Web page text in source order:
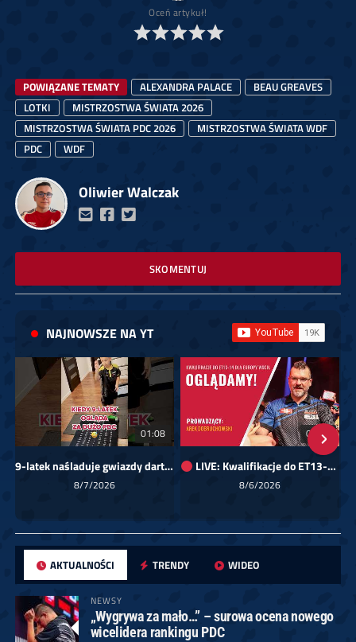
Oceń artykuł!
POWIĄZANE TEMATY ALEXANDRA PALACE
BEAU GREAVES
LOTKI
MISTRZOSTWA ŚWIATA 2026
MISTRZOSTWA ŚWIATA PDC 2026
MISTRZOSTWA ŚWIATA WDF
PDC
WDF
Oliwier Walczak
SKOMENTUJ
NAJNOWSZE NA YT
01:08
9-latek naśladuje gwiazdy darta!
8/7/2026
00:00
LIVE: Kwalifikacje do ET13-14 dla Europy Wschodniej
8/6/2026
AKTUALNOŚCI TRENDY WIDEO
NEWSY
„Wygrywa za mało…” – surowa ocena nowego
wicelidera rankingu PDC